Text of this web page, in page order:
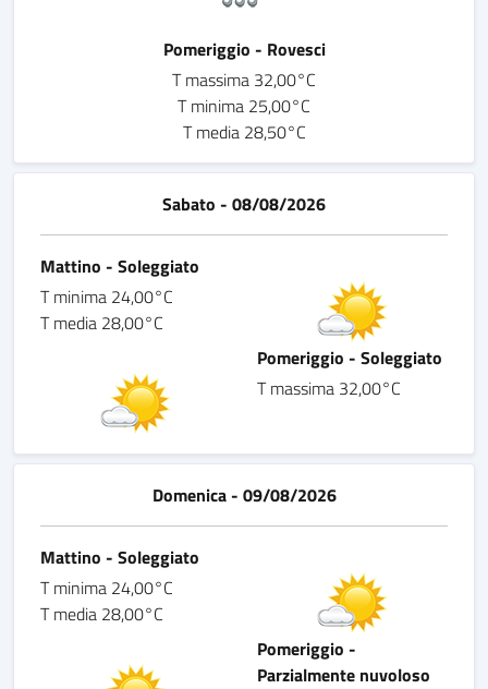
Pomeriggio - Rovesci
T massima 32,00°C
T minima 25,00°C
T media 28,50°C
Sabato - 08/08/2026
Mattino - Soleggiato
T minima 24,00°C
T media 28,00°C
Pomeriggio - Soleggiato
T massima 32,00°C
Domenica - 09/08/2026
Mattino - Soleggiato
T minima 24,00°C
T media 28,00°C
Pomeriggio -
Parzialmente nuvoloso